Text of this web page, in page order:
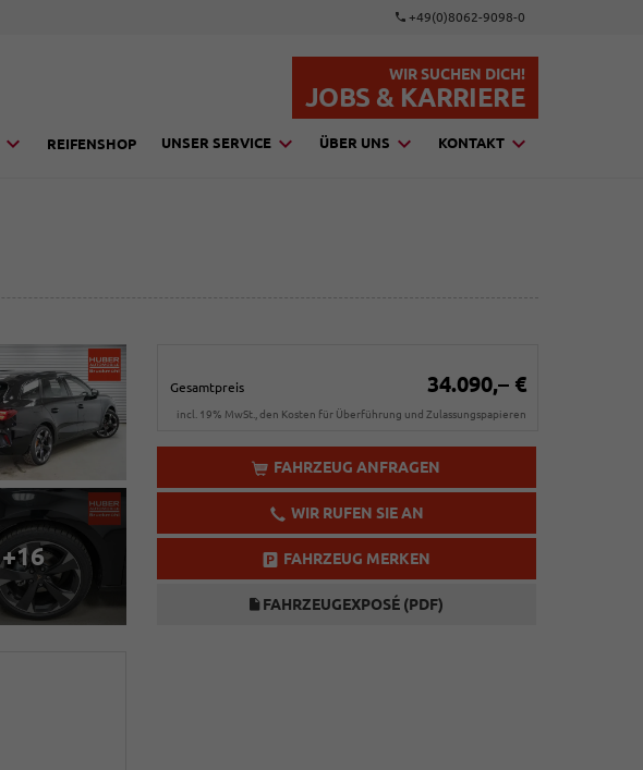
+49(0)8062-9098-0
WIR SUCHEN DICH!
JOBS & KARRIERE
REIFENSHOP UNSER SERVICE ÜBER UNS KONTAKT
Gesamtpreis 34.090,– €
incl. 19% MwSt., den Kosten für Überführung und Zulassungspapieren
FAHRZEUG ANFRAGEN
WIR RUFEN SIE AN
FAHRZEUG MERKEN
FAHRZEUGEXPOSÉ (PDF)
+16